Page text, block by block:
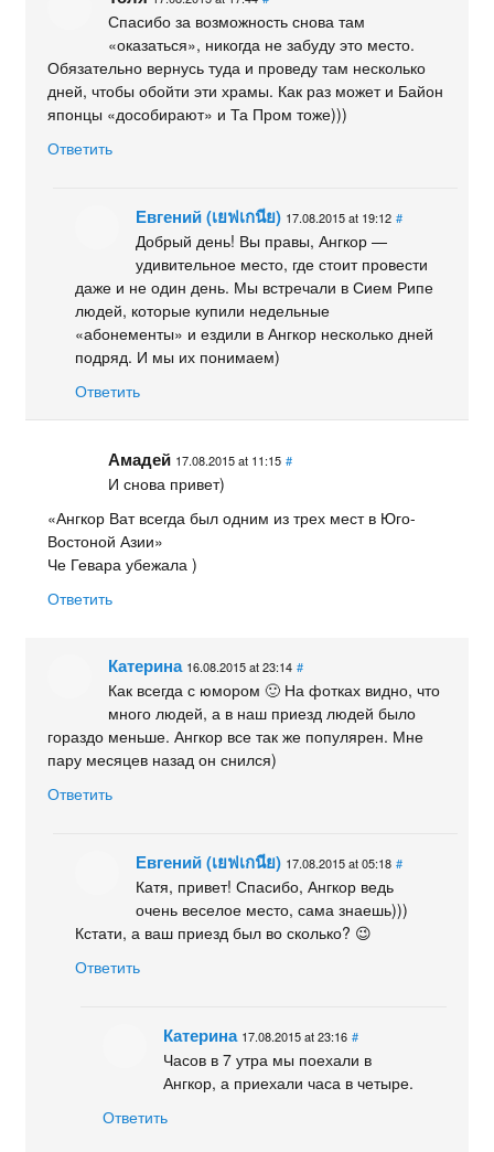
Спасибо за возможность снова там
«оказаться», никогда не забуду это место.
Обязательно вернусь туда и проведу там несколько
дней, чтобы обойти эти храмы. Как раз может и Байон
японцы «дособирают» и Та Пром тоже)))
Ответить
Евгений (เยฟเกนีย) 17.08.2015 at 19:12 #
Добрый день! Вы правы, Ангкор —
удивительное место, где стоит провести
даже и не один день. Мы встречали в Сием Рипе
людей, которые купили недельные
«абонементы» и ездили в Ангкор несколько дней
подряд. И мы их понимаем)
Ответить
Амадей 17.08.2015 at 11:15 #
И снова привет)
«Ангкор Ват всегда был одним из трех мест в Юго-
Востоной Азии»
Че Гевара убежала )
Ответить
Катерина 16.08.2015 at 23:14 #
Как всегда с юмором 🙂 На фотках видно, что
много людей, а в наш приезд людей было
гораздо меньше. Ангкор все так же популярен. Мне
пару месяцев назад он снился)
Ответить
Евгений (เยฟเกนีย) 17.08.2015 at 05:18 #
Катя, привет! Спасибо, Ангкор ведь
очень веселое место, сама знаешь)))
Кстати, а ваш приезд был во сколько? 😉
Ответить
Катерина 17.08.2015 at 23:16 #
Часов в 7 утра мы поехали в
Ангкор, а приехали часа в четыре.
Ответить